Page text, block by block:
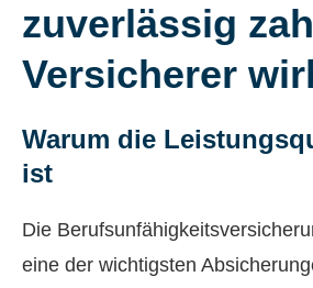
zuverlässig
Versicherer
Warum die
ist
Die
eine der wichtigsten